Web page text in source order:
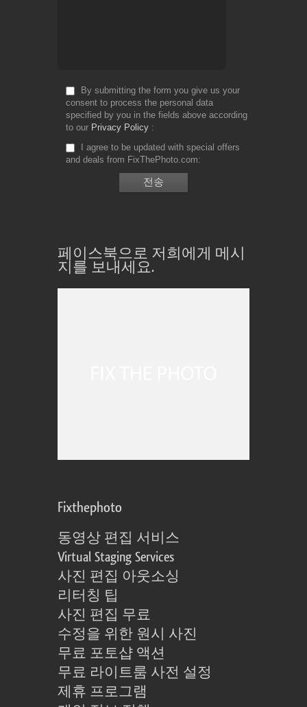
By submitting the form you give us your
consent to process the personal data
specified by you in the fields above according
to our Privacy Policy
I agree to be updated with special offers
and deals from FixThePhoto.com
페이스북으로 저희에게 메시
지를 보내세요.
Fixthephoto
동영상 편집 서비스
Virtual Staging Services
사진 편집 아웃소싱
리터칭 팁
사진 편집 무료
수정을 위한 원시 사진
무료 포토샵 액션
무료 라이트룸 사전 설정
제휴 프로그램